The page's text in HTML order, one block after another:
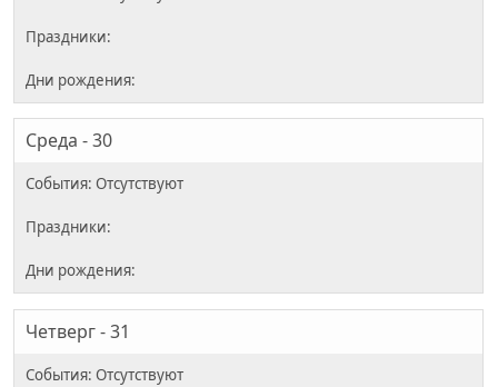
Среда - 30
Четверг - 31